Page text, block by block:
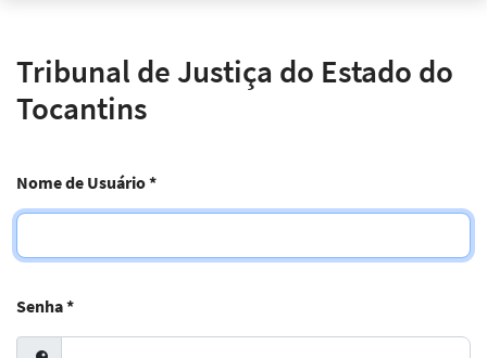
Tribunal de Justiça do Estado do
Tocantins
Nome de Usuário*
Senha*